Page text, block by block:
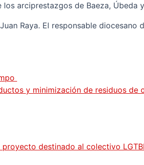
arciprestazgos de Baeza, Úbeda
Raya. El responsable
y minimización de residuos de
destinado al colectivo LGTBI